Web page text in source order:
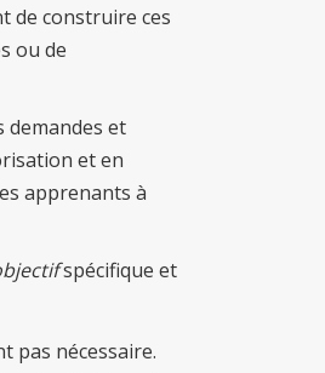
de construire ces
ou de
demandes et
et en
apprenants à
spécifique et
pas nécessaire.